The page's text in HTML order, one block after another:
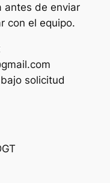
antes de enviar
con el equipo.
solicitud